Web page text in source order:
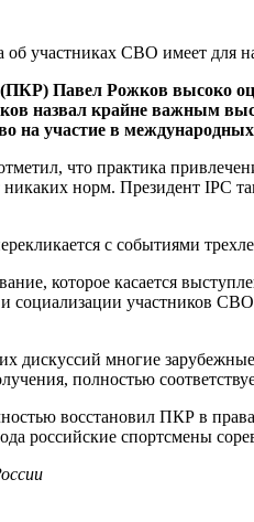
Павел Рожков высоко
назвал крайне важным
на участие в
что практика
норм. Президент IPC
с событиями
которое касается
социализации участников
многие
полностью
восстановил ПКР в
российские спортсмены